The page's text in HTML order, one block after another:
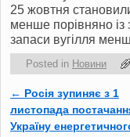
25 жовтня
менше порівняно із
запаси вугілля
Posted in Новини
Post navigation
← Росія зупиняє з 1
листопада
Україну